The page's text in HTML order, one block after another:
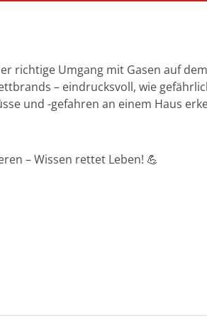
richtige Umgang mit Gasen auf
– eindrucksvoll, wie
und -gefahren an einem Haus
– Wissen rettet Leben! 💪